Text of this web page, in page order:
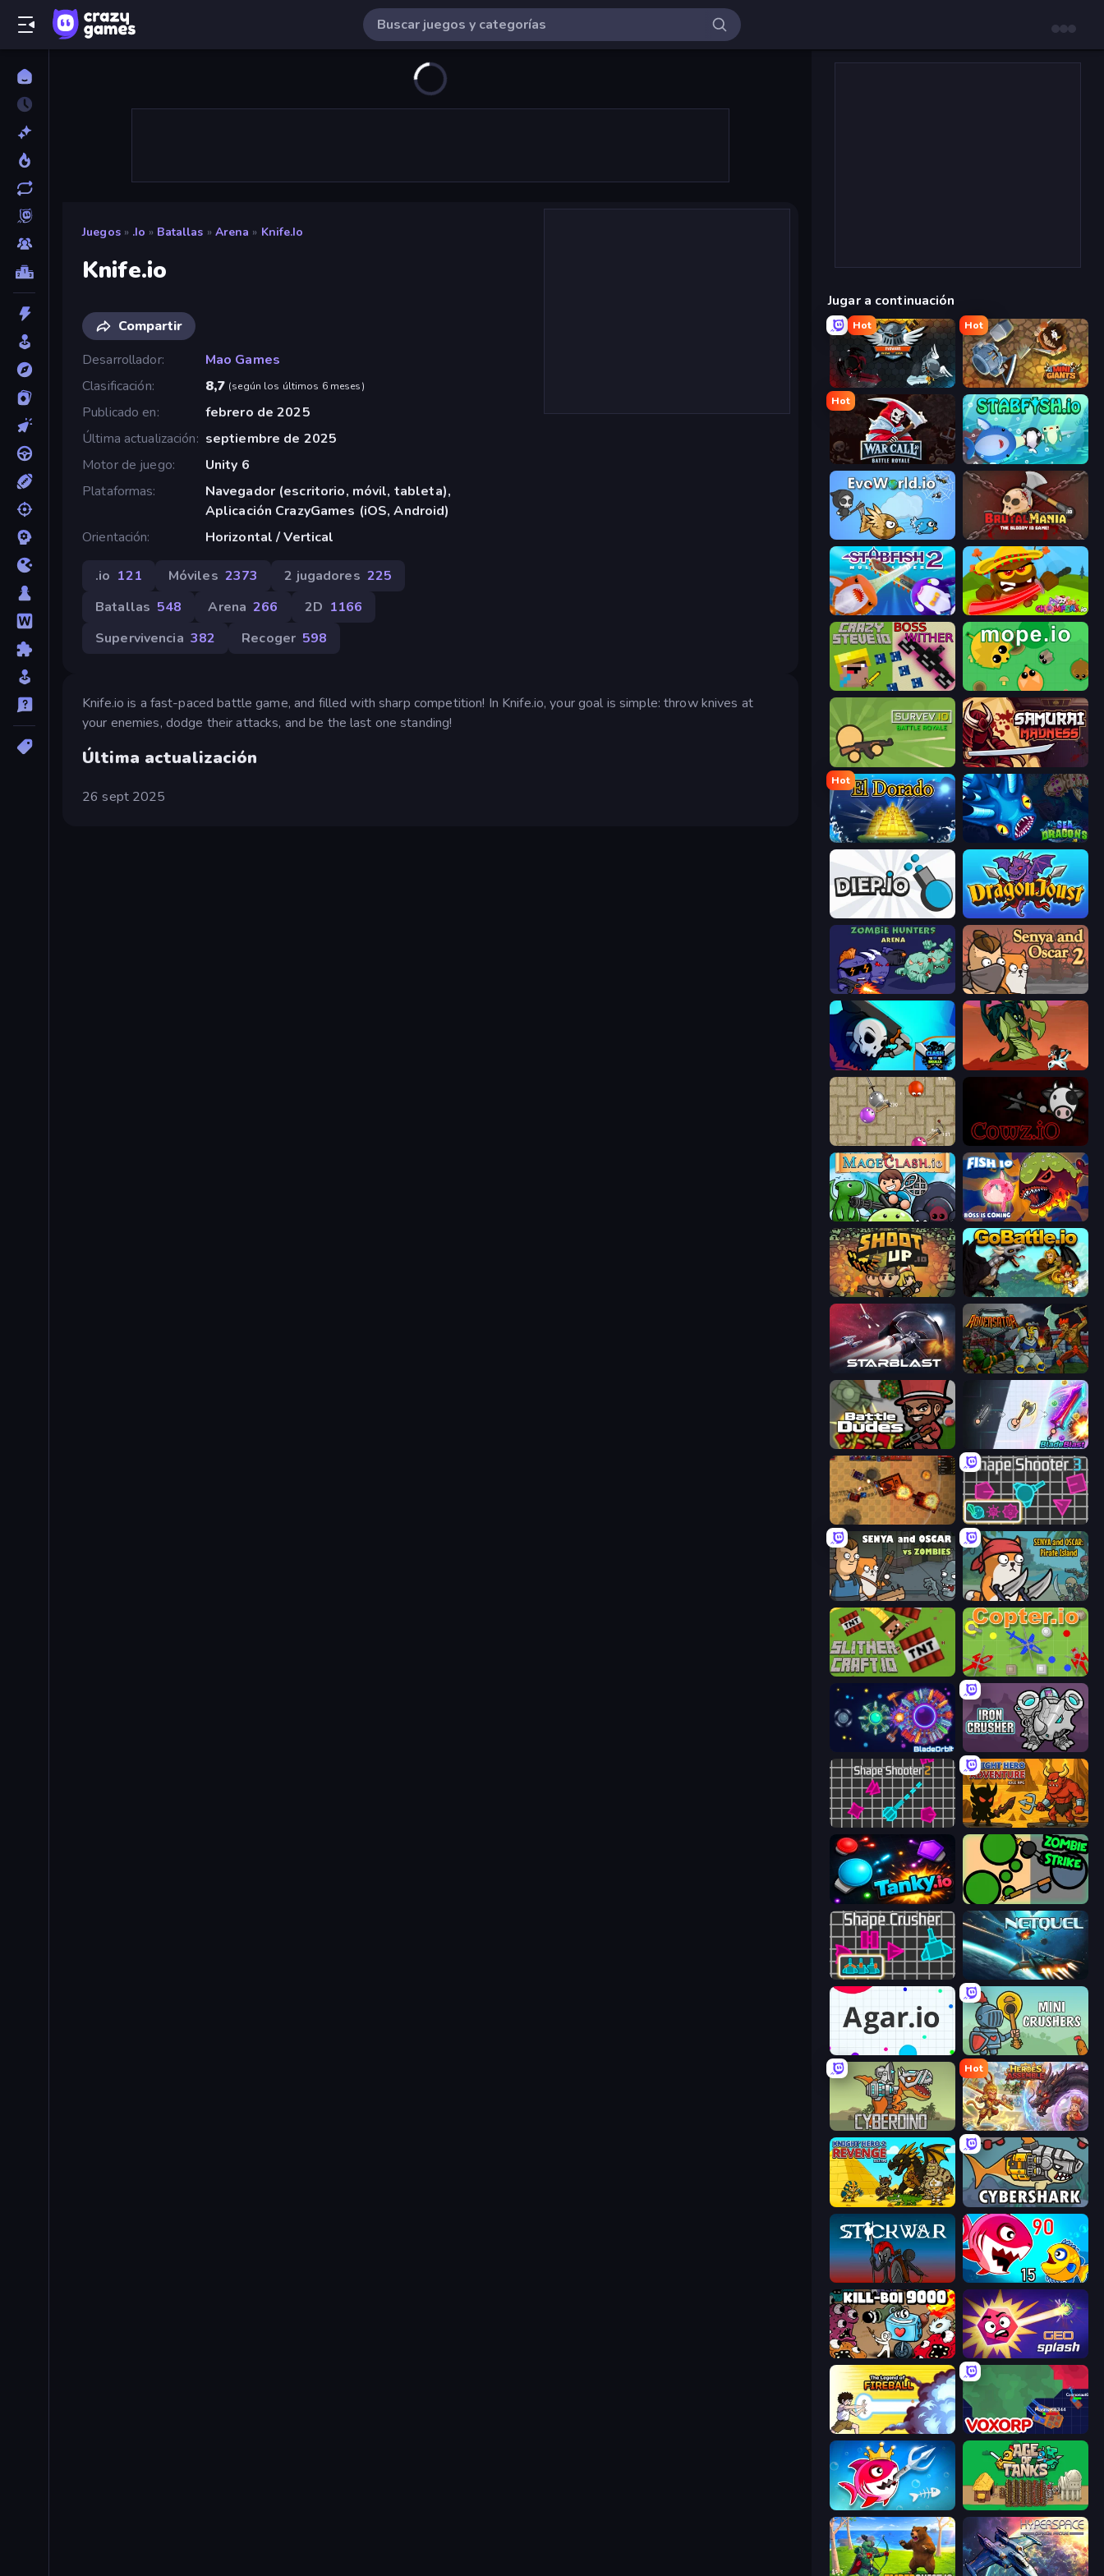
Juegos » .io » Batallas » Arena » Knife.io
Knife.io
Compartir
Desarrollador
Mao Games
Clasificación
8,7 (según los últimos 6 meses)
Publicado en
febrero de 2025
Última actualización
septiembre de 2025
Motor de juego
Unity 6
Plataformas
Navegador (escritorio, móvil, tableta),
Aplicación CrazyGames (iOS, Android)
Orientación
Horizontal / Vertical
.io 121 Móviles 2373 2 jugadores 225
Batallas 548 Arena 266 2D 1166
Supervivencia 382 Recoger 598
Knife.io is a fast-paced battle game, and filled with sharp competition! In Knife.io, your goal is simple: throw knives at
your enemies, dodge their attacks, and be the last one standing!
Última actualización
26 sept 2025
Jugar a continuación
Hot
EvoWars.io
Hot
MiniGiants.io
Hot
WarCall.io Stabfish.io
BrutalMania.io (Brutal Mania)
Stabfish 2 Chompers.io
CrazySteve.io Mope.io
Survev.io Samurai Madness
Hot
El Dorado Lite SeaDragons.io
Diep.io Dragon Joust (.io)
Zombie Hunters Online Senya and Oscar 2
Clash of Skulls Monster Impact
Balloons.io cowz.io
Mageclash.io Fish IO
Shootup.io GoBattle.io
StarBlast Adversator
BattleDudes.io BladeBlast.io
Tanko.io Shape Shooter 3
Senya and Oscar vs Zombies Senya and Oscar: Pirate Island
SlitherCraft.io Copter.io
BladeOrbit.io Iron Crusher
Shape Shooter 2 Knight Hero Adventure Idle RPG
Tanky.io ZombieStrike
Shape Crusher Netquel
Agar.io Mini Crushers
Hot
Heroes Assemble
Knight Hero 2 Revenge Idle RPG CyberShark
Stick War Fish Eat Getting Big
Kill-BOI 9000 GEOsplash
Legend Of Fireball Voxorp
Fish Stab Getting Big Age of Tanks Warriors: TD War